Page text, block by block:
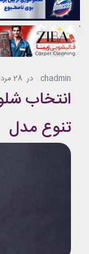
chadmin در 28 مرداد 1394 - 07:53
انتخاب
تنوع مدل